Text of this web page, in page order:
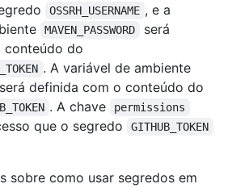
OSSRH_USERNAME , e a
MAVEN_PASSWORD
será
conteúdo do
. A variável de ambiente
será definida com o conteúdo do
. A chave permissions
que o segredo GITHUB_TOKEN
sobre como usar segredos em